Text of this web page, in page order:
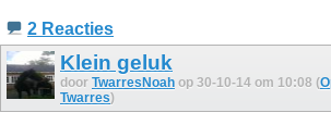
2 Reacties
Klein geluk
door TwarresNoah op 30-10-14 om 10:08 (
Twarres)